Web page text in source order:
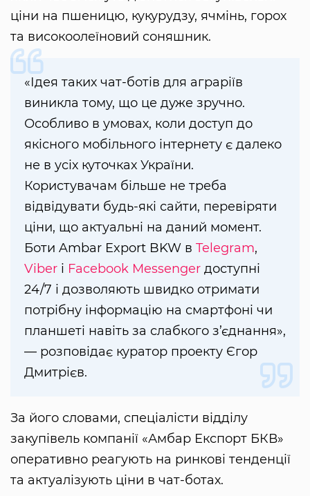
ціни на пшеницю, кукурудзу, ячмінь, горох
та високоолеїновий соняшник.
«Ідея таких чат-ботів для аграріїв
виникла тому, що це дуже зручно.
Особливо в умовах, коли доступ до
якісного мобільного інтернету є далеко
не в усіх куточках України.
Користувачам більше не треба
відвідувати будь-які сайти, перевіряти
ціни, що актуальні на даний момент.
Боти Ambar Export BKW в Telegram,
Viber і Facebook Messenger доступні
24/7 і дозволяють швидко отримати
потрібну інформацію на смартфоні чи
планшеті навіть за слабкого з’єднання»,
— розповідає куратор проекту Єгор
Дмитрієв.
За його словами, спеціалісти відділу
закупівель компанії «Амбар Експорт БКВ»
оперативно реагують на ринкові тенденції
та актуалізують ціни в чат-ботах.